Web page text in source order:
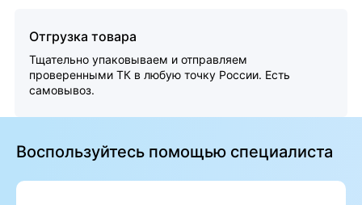
Отгрузка товара
Тщательно упаковываем и отправляем
проверенными ТК в любую точку России. Есть
самовывоз.
Воспользуйтесь помощью специалиста